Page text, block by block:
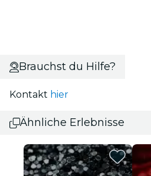
Brauchst du Hilfe?
Kontakt hier
Ähnliche Erlebnisse